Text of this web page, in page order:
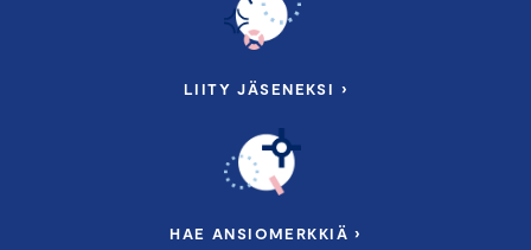
LIITY JÄSENEKSI ›
HAE ANSIOMERKKIÄ ›